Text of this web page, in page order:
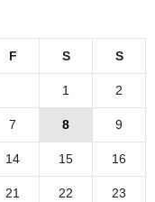
F S S
1 2
7 8 9
14 15 16
21 22 23